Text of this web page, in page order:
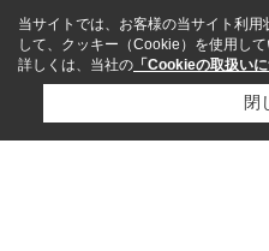
当サイトでは、お客様の当サイト利
して、クッキー（Cookie）を使用して
詳しくは、当社の 「Cookieの取扱いに
閉